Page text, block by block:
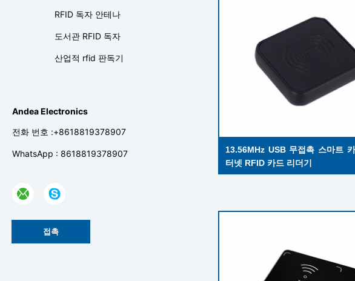
RFID 독자 안테나
도서관 RFID 독자
산업적 rfid 판독기
Andea Electronics
전화 번호 :+8618819378907
WhatsApp : 8618819378907
접촉
13.56MHz USB 무접촉 스마트
터넷 RFID 카드 리더기